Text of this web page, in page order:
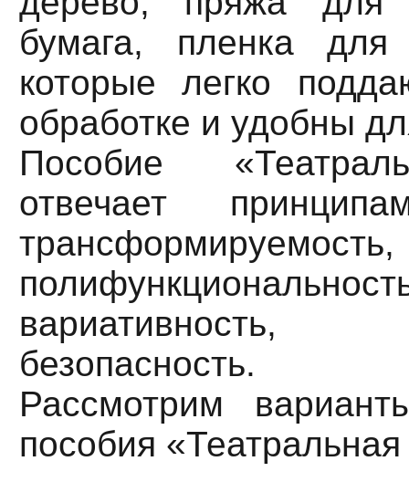
бумага, пленка для
которые легко
обработке и удобны
Пособие
отвечает
трансформируемость,
вариативность,
безопасность.
Рассмотрим
пособия